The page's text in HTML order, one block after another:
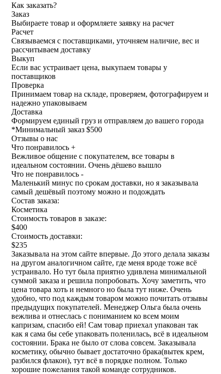
Как заказать?
Заказ
Выбираете товар и оформляете заявку на расчет
Расчет
Связываемся с поставщиками, уточняем наличие, вес и
рассчитываем доставку
Выкуп
Если вас устраивает цена, выкупаем товары у
поставщиков
Проверка
Принимаем товар на складе, проверяем, фотографируем и
надежно упаковываем
Доставка
Формируем единый груз и отправляем до вашего города
*Минимальный заказ $500
Отзывы о нас
Что понравилось +
Вежливое общение с покупателем, все товары в
идеальном состоянии. Очень дёшево вышло
Что не понравилось -
Маленький минус по срокам доставки, но я заказывала
самый дешёвый поэтому можно и подождать
Состав заказа:
Косметика
Стоимость товаров в заказе:
$400
Стоимость доставки:
$235
Заказывала на этом сайте впервые. До этого делала заказы
на другом аналогичном сайте, где меня вроде тоже всё
устраивало. Но тут была приятно удивлена минимальной
суммой заказа и решила попробовать. Хочу заметить, что
цена товара хоть и немного но была тут ниже. Очень
удобно, что под каждым товаром можно почитать отзывы
предыдущих покупателей. Менеджер Ольга была очень
вежлива и отнеслась с пониманием ко всем моим
капризам, спасибо ей! Сам товар приехал упакован так
как я сама бы себе упаковать поленилась, всё в идеальном
состоянии. Брака не было от слова совсем. Заказывала
косметику, обычно бывает достаточно брака(вытек крем,
разбился флакон), тут всё в порядке полном. Только
хорошие пожелания такой команде сотрудников.